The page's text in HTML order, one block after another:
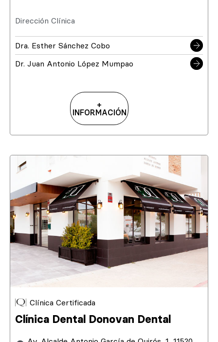
Dirección Clínica
Dra. Esther Sánchez Cobo
Dr. Juan Antonio López Mumpao
+
INFORMACIÓN
Clínica Certificada
Clínica Dental Donovan Dental